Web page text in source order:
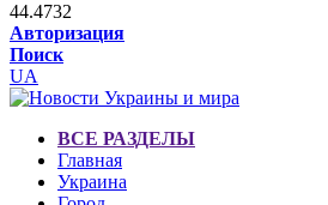
44.4732
Авторизация
Поиск
UA
ВСЕ РАЗДЕЛЫ
Главная
Украина